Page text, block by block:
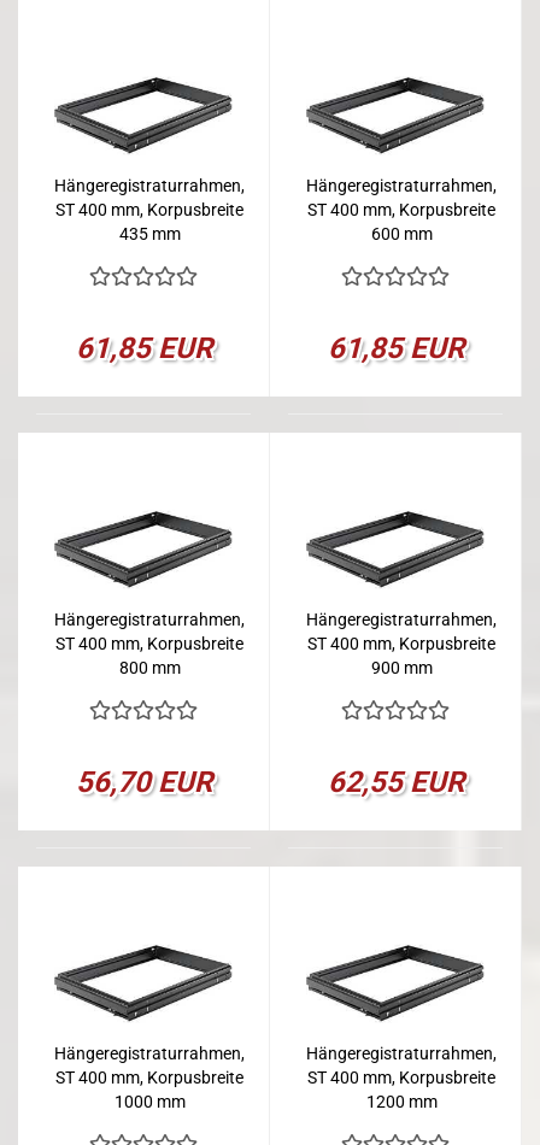
Hängeregistraturrahmen,
ST 400 mm, Korpusbreite
435 mm
61,85 EUR
Hängeregistraturrahmen,
ST 400 mm, Korpusbreite
600 mm
61,85 EUR
Hängeregistraturrahmen,
ST 400 mm, Korpusbreite
800 mm
56,70 EUR
Hängeregistraturrahmen,
ST 400 mm, Korpusbreite
900 mm
62,55 EUR
Hängeregistraturrahmen,
ST 400 mm, Korpusbreite
1000 mm
Hängeregistraturrahmen,
ST 400 mm, Korpusbreite
1200 mm